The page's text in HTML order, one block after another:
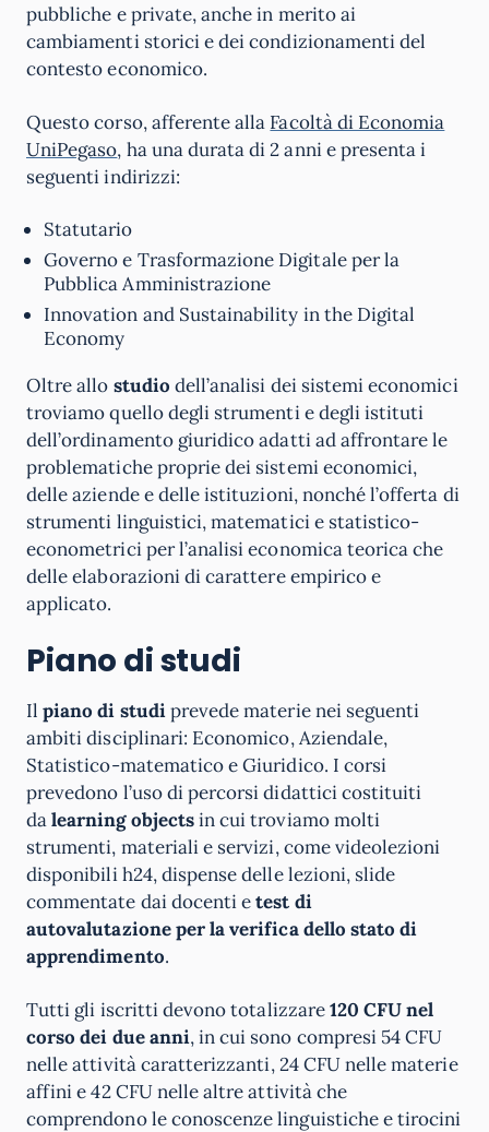
pubbliche e private, anche in merito ai
cambiamenti storici e dei condizionamenti del
contesto economico.
Questo corso, afferente alla Facoltà di Economia
UniPegaso, ha una durata di 2 anni e presenta i
seguenti indirizzi:
Statutario
Governo e Trasformazione Digitale per la
Pubblica Amministrazione
Innovation and Sustainability in the Digital
Economy
Oltre allo studio dell’analisi dei sistemi economici
troviamo quello degli strumenti e degli istituti
dell’ordinamento giuridico adatti ad affrontare le
problematiche proprie dei sistemi economici,
delle aziende e delle istituzioni, nonché l’offerta di
strumenti linguistici, matematici e statistico-
econometrici per l’analisi economica teorica che
delle elaborazioni di carattere empirico e
applicato.
Piano di studi
Ilpiano di studiprevede materie nei seguenti
ambiti disciplinari: Economico, Aziendale,
Statistico-matematico e Giuridico. I corsi
prevedono l’uso di percorsi didattici costituiti
dalearning objectsin cui troviamo molti
strumenti, materiali e servizi, come videolezioni
disponibili h24, dispense delle lezioni, slide
commentate dai docenti etest di
autovalutazione per la verifica dello stato di
apprendimento.
Tutti gli iscritti devono totalizzare120 CFU nel
corso dei due anni, in cui sono compresi 54 CFU
nelle attività caratterizzanti, 24 CFU nelle materie
affini e 42 CFU nelle altre attività che
comprendono le conoscenze linguistiche e tirocini